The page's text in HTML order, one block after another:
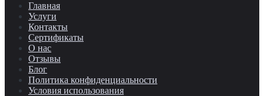
Главная
Услуги
Контакты
Сертификаты
О нас
Отзывы
Блог
Политика конфиденциальности
Условия использования